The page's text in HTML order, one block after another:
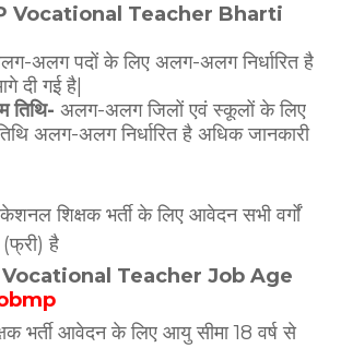
Vocational Teacher Bharti
अलग पदों के लिए अलग-अलग निर्धारित है
दी गई है|
तिथि- अलग-अलग जिलों एवं स्कूलों के लिए
अलग-अलग निर्धारित है अधिक जानकारी
शिक्षक भर्ती के लिए आवेदन सभी वर्गों
है
Vocational Teacher Job Age
भर्ती आवेदन के लिए आयु सीमा 18 वर्ष से